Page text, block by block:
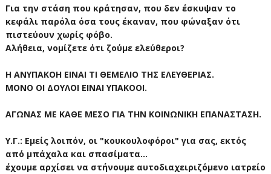
Για την στάση που κράτησαν, που δεν έσκυψαν το
κεφάλι παρόλα όσα τους έκαναν, που φώναξαν ότι
πιστεύουν χωρίς φόβο.
Αλήθεια, νομίζετε ότι ζούμε ελεύθεροι?
Η ΑΝΥΠΑΚΟΗ ΕΙΝΑΙ ΤΙ ΘΕΜΕΛΙΟ ΤΗΣ ΕΛΕΥΘΕΡΙΑΣ.
ΜΟΝΟ ΟΙ ΔΟΥΛΟΙ ΕΙΝΑΙ ΥΠΑΚΟΟΙ.
ΑΓΩΝΑΣ ΜΕ ΚΑΘΕ ΜΕΣΟ ΓΙΑ ΤΗΝ ΚΟΙΝΩΝΙΚΗ ΕΠΑΝΑΣΤΑΣΗ.
Υ.Γ.: Εμείς λοιπόν, οι "κουκουλοφόροι" για σας, εκτός
από μπάχαλα και σπασίματα...
έχουμε αρχίσει να στήνουμε αυτοδιαχειριζόμενο ιατρείο